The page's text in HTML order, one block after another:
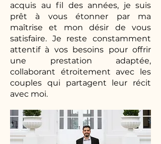
acquis au fil des années, je suis
prêt à vous étonner par ma
maîtrise et mon désir de vous
satisfaire. Je reste constamment
attentif à vos besoins pour offrir
une prestation adaptée,
collaborant étroitement avec les
couples qui partagent leur récit
avec moi.